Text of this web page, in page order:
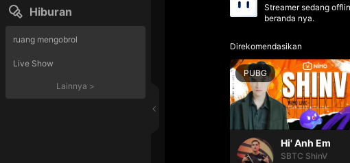
Hiburan
ruang mengobrol
Live Show
Lainnya >
Streamer sedang
beranda nya.
Direkomendasikan
PUBG
Hi' Anh Em
SBTC ShinV